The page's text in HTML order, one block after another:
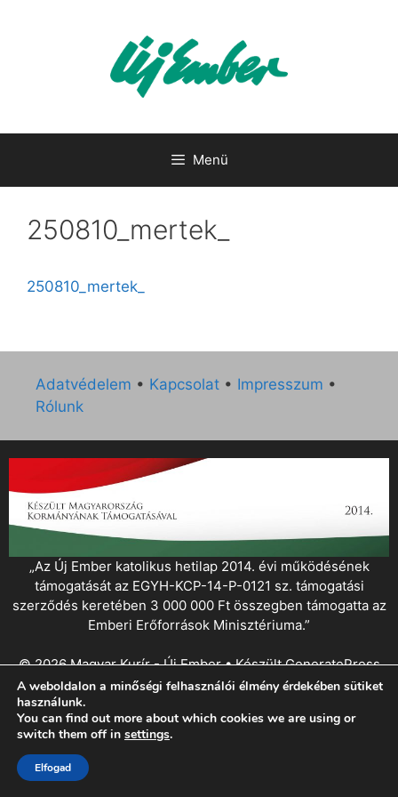
Menü
250810_mertek_
250810_mertek_
Adatvédelem • Kapcsolat • Impresszum •
Rólunk
„Az Új Ember katolikus hetilap 2014. évi működésének
támogatását az EGYH-KCP-14-P-0121 sz. támogatási
szerződés keretében 3 000 000 Ft összegben támogatta az
Emberi Erőforrások Minisztériuma.”
© 2026 Magyar Kurír - Új Ember• KészültGeneratePress
A weboldalon a minőségi felhasználói élmény érdekében sütiket
használunk.
You can find out more about which cookies we are using or
switch them off in settings.
Elfogad